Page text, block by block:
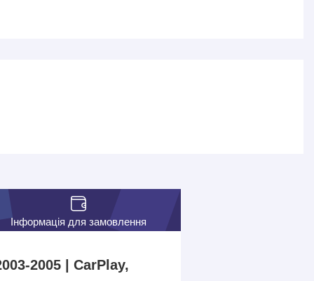
Інформація для замовлення
2005 | CarPlay,